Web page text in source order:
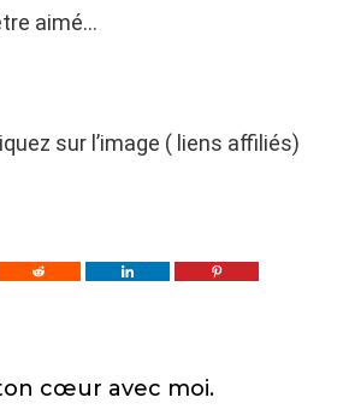
aimé…
sur l’image ( liens affiliés)
cœur avec moi.